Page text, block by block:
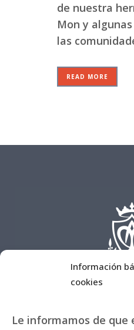
Información
cookies
Le informamos de que
de nuestra
Mon y
las
READ MORE